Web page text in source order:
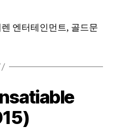
엔터테인먼트, 골드문